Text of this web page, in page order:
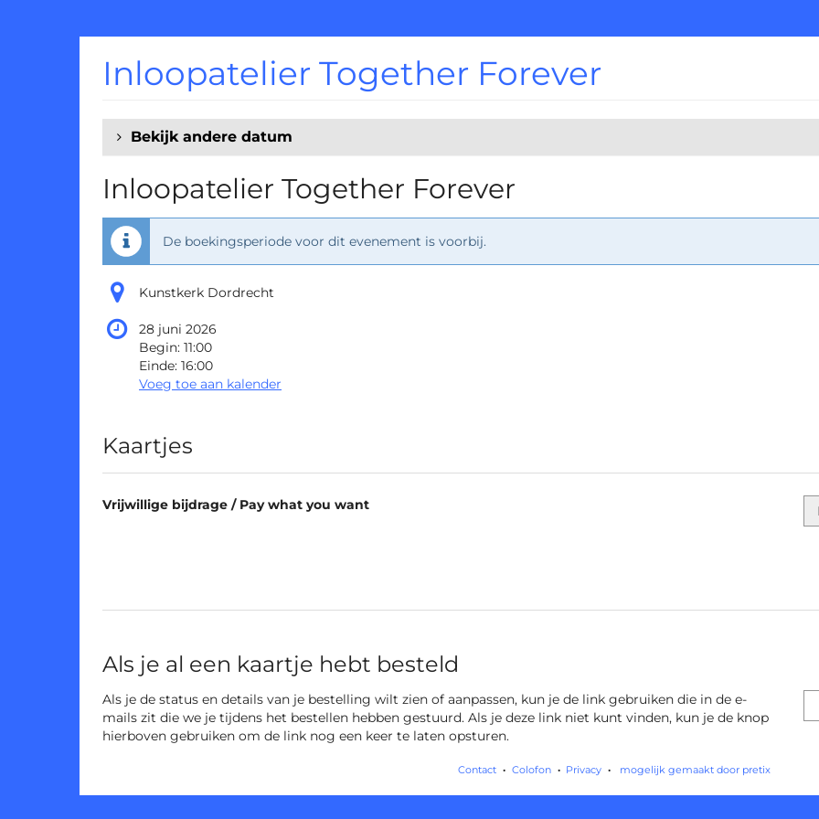
hoofdinhoud
Inloopatelier Together Forever
Bekijk andere datum
Inloopatelier Together Forever
De boekingsperiode voor dit evenement is voorbij.
Kunstkerk Dordrecht
28 juni 2026
Begin: 11:00
Einde: 16:00
Voeg toe aan kalender
Producten
Kaartjes
Vrijwillige bijdrage / Pay what you want
Als je al een kaartje hebt besteld
Als je de status en details van je bestelling wilt zien of aanpassen, kun je de link gebruiken die in de e-
mails zit die we je tijdens het bestellen hebben gestuurd. Als je deze link niet kunt vinden, kun je de knop
hierboven gebruiken om de link nog een keer te laten opsturen.
Contact Colofon Privacy mogelijk gemaakt door pretix